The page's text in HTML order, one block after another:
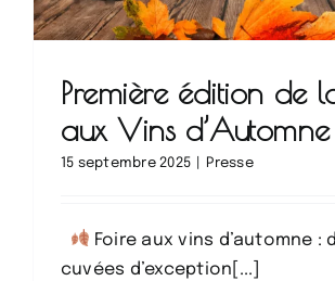
Première édition de
aux Vins d’Automne
15 septembre 2025 Presse
Foire aux vins d’automne :
cuvées d’exception[...]